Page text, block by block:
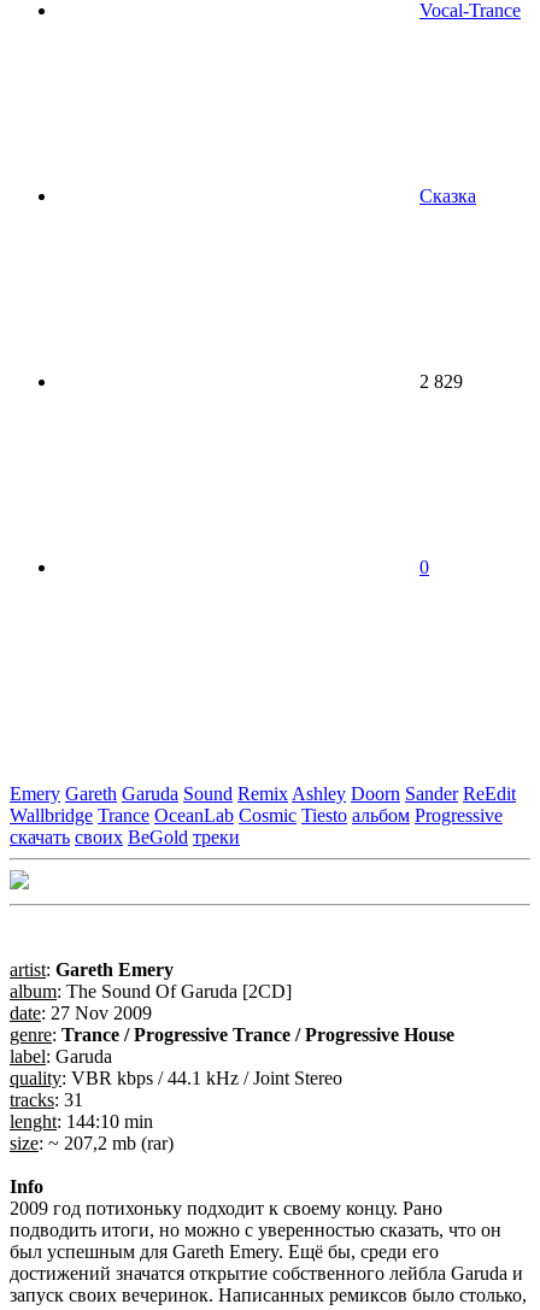
Vocal-Trance
Сказка
2 829
0
Emery Gareth Garuda Sound Remix Ashley Doorn Sander ReEdit
Wallbridge Trance OceanLab Cosmic Tiesto альбом Progressive
скачать своих BeGold треки
artist: Gareth Emery
album: The Sound Of Garuda [2CD]
date: 27 Nov 2009
genre: Trance / Progressive Trance / Progressive House
label: Garuda
quality: VBR kbps / 44.1 kHz / Joint Stereo
tracks: 31
lenght: 144:10 min
size: ~ 207,2 mb (rar)
Info
2009 год потихоньку подходит к своему концу. Рано
подводить итоги, но можно с уверенностью сказать, что он
был успешным для Gareth Emery. Ещё бы, среди его
достижений значатся открытие собственного лейбла Garuda и
запуск своих вечеринок. Написанных ремиксов было столько,